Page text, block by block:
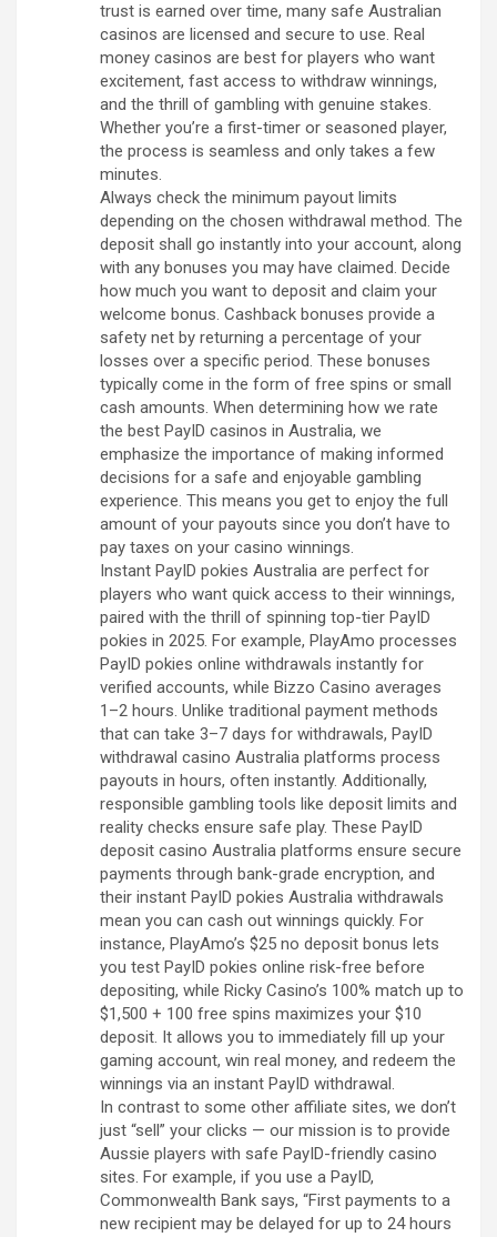
trust is earned over time, many safe Australian
casinos are licensed and secure to use. Real
money casinos are best for players who want
excitement, fast access to withdraw winnings,
and the thrill of gambling with genuine stakes.
Whether you’re a first-timer or seasoned player,
the process is seamless and only takes a few
minutes.
Always check the minimum payout limits
depending on the chosen withdrawal method. The
deposit shall go instantly into your account, along
with any bonuses you may have claimed. Decide
how much you want to deposit and claim your
welcome bonus. Cashback bonuses provide a
safety net by returning a percentage of your
losses over a specific period. These bonuses
typically come in the form of free spins or small
cash amounts. When determining how we rate
the best PayID casinos in Australia, we
emphasize the importance of making informed
decisions for a safe and enjoyable gambling
experience. This means you get to enjoy the full
amount of your payouts since you don’t have to
pay taxes on your casino winnings.
Instant PayID pokies Australia are perfect for
players who want quick access to their winnings,
paired with the thrill of spinning top-tier PayID
pokies in 2025. For example, PlayAmo processes
PayID pokies online withdrawals instantly for
verified accounts, while Bizzo Casino averages
1–2 hours. Unlike traditional payment methods
that can take 3–7 days for withdrawals, PayID
withdrawal casino Australia platforms process
payouts in hours, often instantly. Additionally,
responsible gambling tools like deposit limits and
reality checks ensure safe play. These PayID
deposit casino Australia platforms ensure secure
payments through bank-grade encryption, and
their instant PayID pokies Australia withdrawals
mean you can cash out winnings quickly. For
instance, PlayAmo’s $25 no deposit bonus lets
you test PayID pokies online risk-free before
depositing, while Ricky Casino’s 100% match up to
$1,500 + 100 free spins maximizes your $10
deposit. It allows you to immediately fill up your
gaming account, win real money, and redeem the
winnings via an instant PayID withdrawal.
In contrast to some other affiliate sites, we don’t
just “sell” your clicks — our mission is to provide
Aussie players with safe PayID-friendly casino
sites. For example, if you use a PayID,
Commonwealth Bank says, “First payments to a
new recipient may be delayed for up to 24 hours